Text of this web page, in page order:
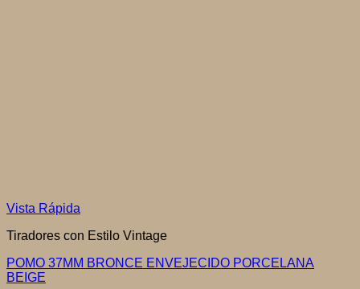
Vista Rápida
Tiradores con Estilo Vintage
POMO 37MM BRONCE ENVEJECIDO PORCELANA
BEIGE